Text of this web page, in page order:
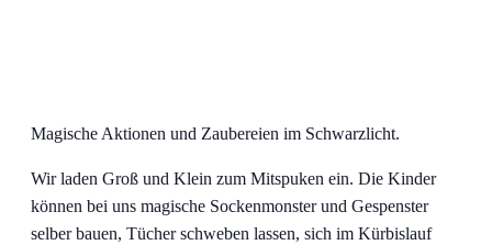
Magische Aktionen und Zaubereien im Schwarzlicht.
Wir laden Groß und Klein zum Mitspuken ein. Die Kinder
können bei uns magische Sockenmonster und Gespenster
selber bauen, Tücher schweben lassen, sich im Kürbislauf